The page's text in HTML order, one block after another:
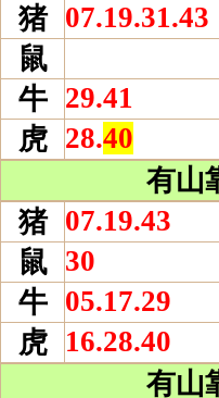
猪 07.19.31.43
鼠
牛 29.41
虎 28.40
有山
猪 07.19.43
鼠 30
牛 05.17.29
虎
16.28.40
有山